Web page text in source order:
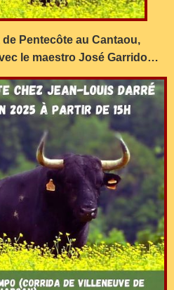
Pentecôte au Cantaou,
le maestro José Garrido…